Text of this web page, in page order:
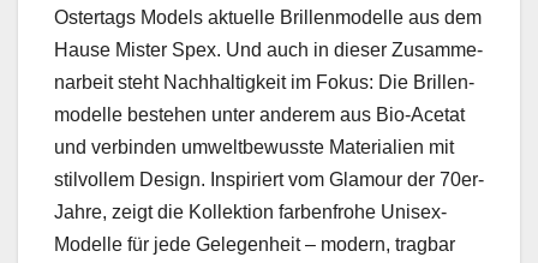
Ostertags Mod­els aktuelle Bril­len­mod­elle aus dem
Hause Mis­ter Spex. Und auch in dieser Zusam­me­
nar­beit ste­ht Nach­haltigkeit im Fokus: Die Bril­len­
mod­elle beste­hen unter anderem aus Bio-Acetat
und verbinden umwelt­be­wusste Mate­ri­alien mit
stil­vollem Design. Inspiri­ert vom Glam­our der 70er-
Jahre, zeigt die Kollek­tion far­ben­fro­he Uni­sex-
Mod­elle für jede Gele­gen­heit – mod­ern, trag­bar